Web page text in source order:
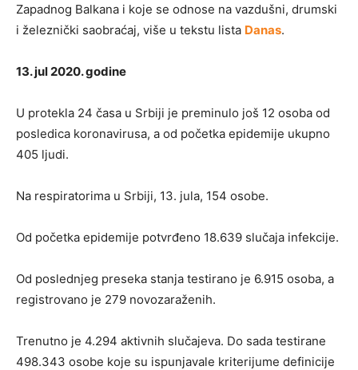
Zapadnog Balkana i koje se odnose na vazdušni, drumski
i železnički saobraćaj, više u tekstu lista Danas.
13. jul 2020. godine
U protekla 24 časa u Srbiji je preminulo još 12 osoba od
posledica koronavirusa, a od početka epidemije ukupno
405 ljudi.
Na respiratorima u Srbiji, 13. jula, 154 osobe.
Od početka epidemije potvrđeno 18.639 slučaja infekcije.
Od poslednjeg preseka stanja testirano je 6.915 osoba, a
registrovano je 279 novozaraženih.
Trenutno je 4.294 aktivnih slučajeva. Do sada testirane
498.343 osobe koje su ispunjavale kriterijume definicije